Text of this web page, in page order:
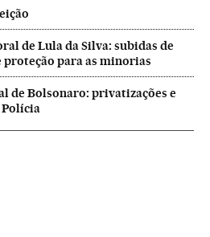
de Lula da Silva: subidas de
para as minorias
de Bolsonaro: privatizações e